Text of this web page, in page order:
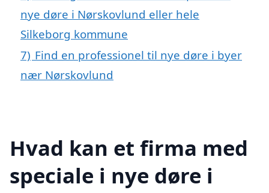
nye døre i Nørskovlund eller hele
Silkeborg kommune
7) Find en professionel til nye døre i byer
nær Nørskovlund
Hvad kan et firma med
speciale i nye døre i